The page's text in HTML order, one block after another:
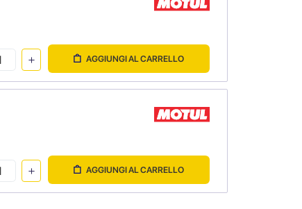
AGGIUNGI AL CARRELLO
AGGIUNGI AL CARRELLO